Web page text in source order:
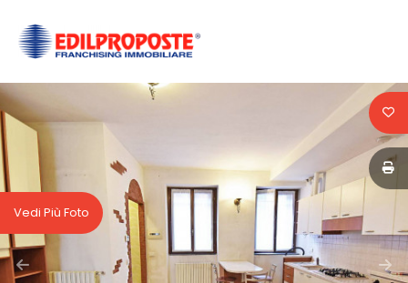
Vedi Più Foto
HOME
CHI
SIAMO
AFFILIATI
Codice
Contratto
Qualsiasi
Vendita